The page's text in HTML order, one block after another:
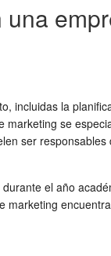
incluidas la
se
ser
el año